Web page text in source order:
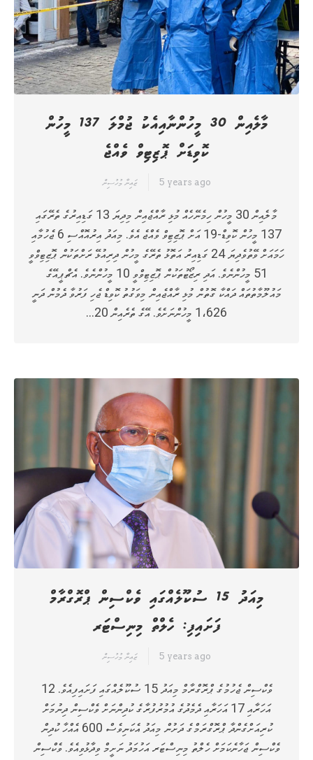
މާލެއިން 30 މީހުންނާއިއެކު ޖުމްލަ 137 މީހުން
ކޮވިޑަށް ޕޮޒިޓިވް ވެއްޖެ
ޒައިނާ މުހުސިން 5 years ago
މާލެއިން 30 މީހުން ހިމެނޭހެއް މުޅި ރާއްޖެއިން މިދިޔަ 13 ގަޑިއިރުގެ ތެރޭގައި
137 މީހުން ކޮވިޑް-19 އަށް ޕޮޒިޓިވް ވެއްޖެ އެވެ. މިއަދު އިރުއޮއްސި 6 ޖެހުމާއި
ހަމައަށް ވޭތުވެދިޔަ 24 ގަޑިއިރު އަތޮޅު ތެރޭގެ މީހުން ދިރިއުޅޭ ރަށްތަކުން ޕޮޒިޓިވްވީ
51 މީހުންނެވެ. އަދި ރިޒޯޓުތަކުން ޕޮޒިޓިވްވީ 10 މީހުންނެވެ. އެޗްޕީއޭގެ
މައުލޫމާތުތައް ދައްކާ ގޮތުން މުޅި ރާއްޖެއިން މިވަގުތު ކޮވިޑް ޖެހި ފަރުވާ ދެމުން ދަނީ
1،626 މީހުންނަށެވެ. އޭގެ ތެރެއިން 20…
މިއަދު 15 ސުކޫލެއްގައި ވެކްސިން ޕްރޮގްރާމް
ފަށައިފި: ހެލްތް މިނިސްޓަރ
ޒައިނާ މުހުސިން 5 years ago
ވެކްސިން ޖެހުމުގެ ޕްރޮގްރާމް މިއަދު 15 ސުކޫލެއްގައި ފަށައިފިއެވެ. 12
އަހަރާއި 17 އަހަރާއި ދެމެދުގެ އުމުރުފުރާގެ ކުދިންނަށް ވެކްސިން ދިނުމަށް
ކުރިއަށްގެންދާ ޕްރޮގްރަމްގެ ދަށުން މިއަދު އެކަނިވެސް 600 އެއްހާ ކުދިން
ވެކްސިން ޖަހާނެކަމަށް ހެލްތު މިނިސްޓަރ އަހުމަދު ނަށީމް ވިދާޅުވިއެވެ. ވެކްސިން